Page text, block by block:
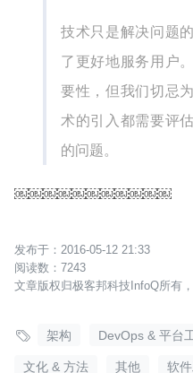
技术只是解决问题
了更好地服务用户
要性，但我们切忌
术的引入都需要评
的问题。
￼￼￼￼￼￼￼￼￼￼￼
2016-05-12 21:33
7243
文章版权归极客邦科技InfoQ所有
 架构 DevOps & 平台
文化 & 方法 其他 软